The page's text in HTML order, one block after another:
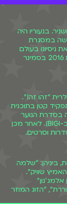
בנעוריו היה
עשה במסגרת
בעולם
המשחק, אבל את לימודיו בתחום עשה רק בשנת 2016 בסמינר
"זהו זה!".
2005 השתתף בתפקיד קטן בתוכנית
בסדרת הנוער
" של ערוץ הילדים (שזמינה לצפייה גם ב-BIGI). לאחר מכן
וסרטים.
ביניהן: "שלמה
שוויק".
"הזוג המוזר